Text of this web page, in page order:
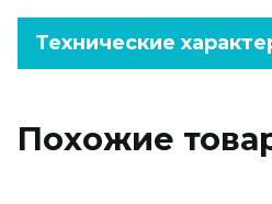
Технические
Похожие